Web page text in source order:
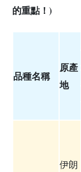
的重點！)
品種名稱
原產
地
伊朗